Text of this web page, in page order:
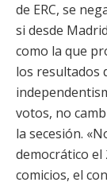
de ERC, se
si desde
como la que
los resultados
votos, no
la secesión.
democrático el
comicios, el